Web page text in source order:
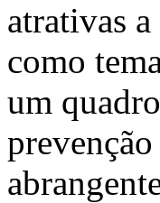
atrativas
como
um